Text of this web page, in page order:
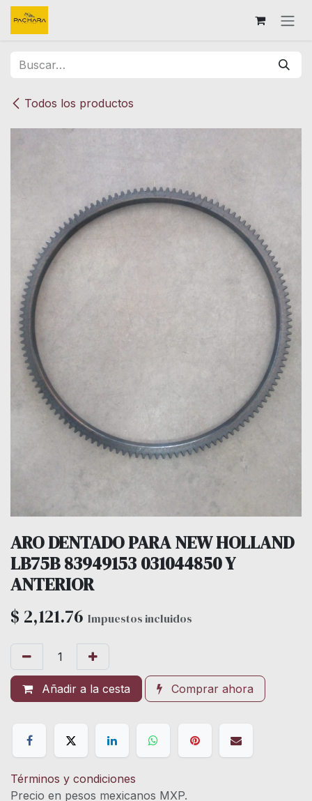
Ir al contenido
Todos los productos
ARO DENTADO PARA NEW HOLLAND
LB75B 83949153 031044850 Y
ANTERIOR
$ 2,121.76 Impuestos incluidos
Añadir a la cesta Comprar ahora
Términos y condiciones
Precio en pesos mexicanos MXP.